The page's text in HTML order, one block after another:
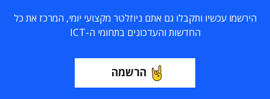
הירשמו עכשיו ותקבלו גם אתם ניוזלטר מקצועי יומי, המרכז את כל
החדשות והעדכונים בתחומי ה-ICT
הרשמה